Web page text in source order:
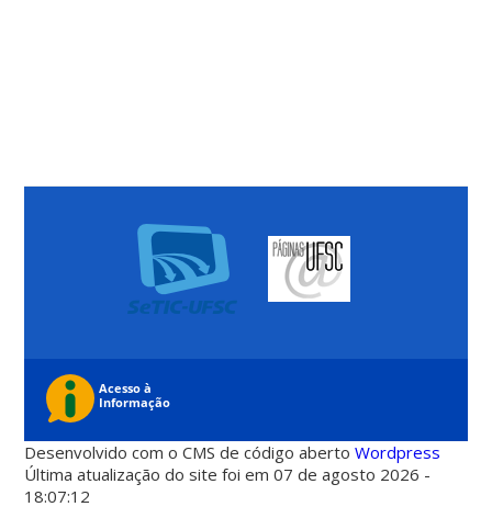
Desenvolvido com o CMS de código abertoWordpress
Última atualização do site foi em 07 de agosto 2026 -
18:07:12